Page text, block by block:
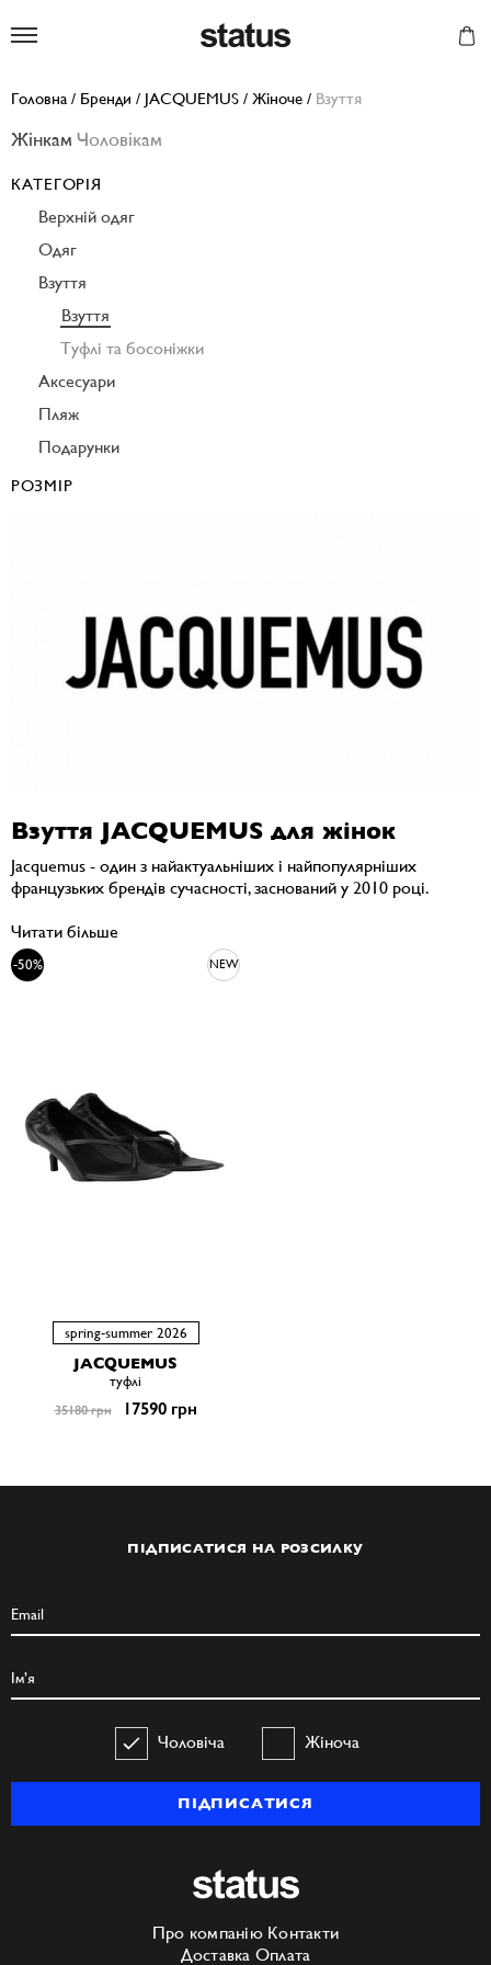
Головна / Бренди / JACQUEMUS / Жіноче / Взуття
Взуття JACQUEMUS для жінок
Jacquemus - один з найактуальніших і найпопулярніших
французьких брендів сучасності, заснований у 2010 році.
Читати більше
-50% NEW
spring-summer 2026
JACQUEMUS
туфлі
35180 грн 17590 грн
Жінкам Чоловікам
КАТЕГОРІЯ
Верхній одяг
Одяг
Взуття
Взуття
Туфлі та босоніжки
Аксесуари
Пляж
Подарунки
РОЗМІР
ПІДПИСАТИСЯ НА РОЗСИЛКУ
Чоловіча Жіноча
ПІДПИСАТИСЯ
Про компанію Контакти
Доставка Оплата